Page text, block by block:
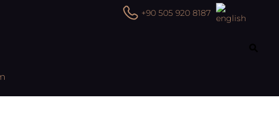
+90 505 920 8187